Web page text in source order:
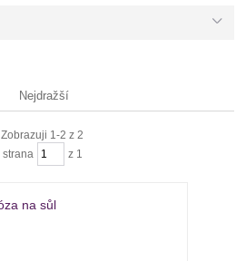
Nejdražší
Zobrazuji 1-2 z 2
strana
z 1